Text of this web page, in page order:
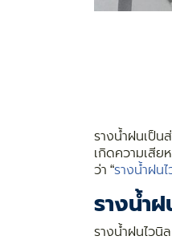
รางน้ำฝนเป็น
เกิดความเสีย
ว่า “รางน้ำฝน
รางน้ำ
รางน้ำฝนไวนิ